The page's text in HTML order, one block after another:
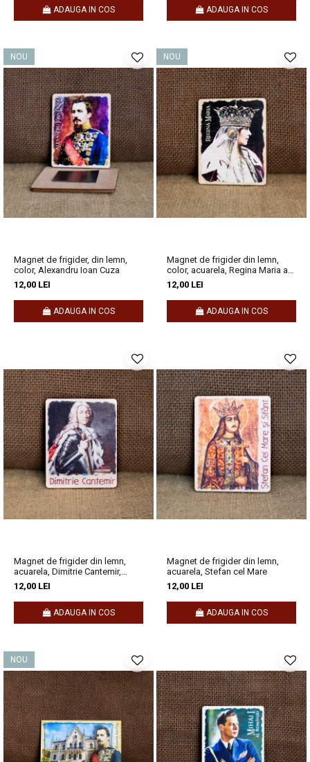
ADAUGA IN COS ADAUGA IN COS
NOU
Magnet de frigider, din lemn,
color, Alexandru Ioan Cuza
12,00 LEI
ADAUGA IN COS
NOU
Magnet de frigider din lemn,
color, acuarela, Regina Maria a
Romaniei
12,00 LEI
ADAUGA IN COS
Magnet de frigider din lemn,
acuarela, Dimitrie Cantemir,
Domn al Moldovei
12,00 LEI
ADAUGA IN COS
Magnet de frigider din lemn,
acuarela, Stefan cel Mare
12,00 LEI
ADAUGA IN COS
NOU